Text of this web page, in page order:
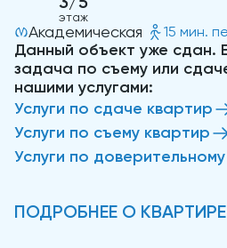
этаж
Академическая 15 мин.
Данный объект уже сдан.
задача по съему или
нашими услугами:
Услуги по сдаче квартир
Услуги по съему квартир
Услуги по
ПОДРОБНЕЕ О КВАРТИРЕ